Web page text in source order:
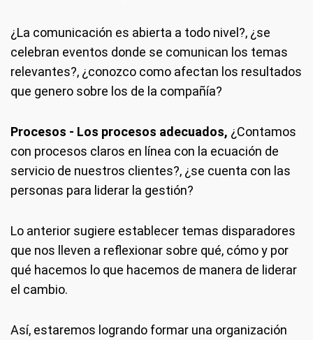
¿La comunicación es abierta a todo nivel?, ¿se
celebran eventos donde se comunican los temas
relevantes?, ¿conozco como afectan los resultados
que genero sobre los de la compañía?
Procesos - Los procesos adecuados, ¿Contamos
con procesos claros en línea con la ecuación de
servicio de nuestros clientes?, ¿se cuenta con las
personas para liderar la gestión?
Lo anterior sugiere establecer temas disparadores
que nos lleven a reflexionar sobre qué, cómo y por
qué hacemos lo que hacemos de manera de liderar
el cambio.
Así, estaremos logrando formar una organización